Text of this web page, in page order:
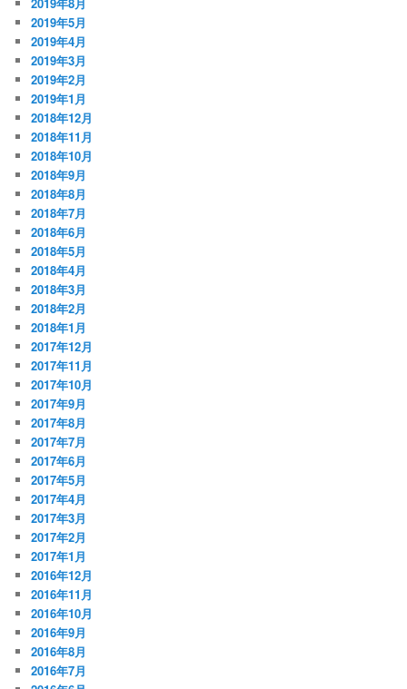
2019年5月
2019年4月
2019年3月
2019年2月
2019年1月
2018年12月
2018年11月
2018年10月
2018年9月
2018年8月
2018年7月
2018年6月
2018年5月
2018年4月
2018年3月
2018年2月
2018年1月
2017年12月
2017年11月
2017年10月
2017年9月
2017年8月
2017年7月
2017年6月
2017年5月
2017年4月
2017年3月
2017年2月
2017年1月
2016年12月
2016年11月
2016年10月
2016年9月
2016年8月
2016年7月